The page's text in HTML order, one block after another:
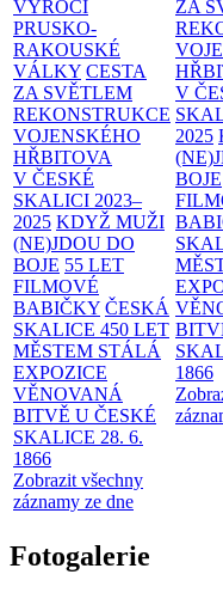
VÝROČÍ
PRUSKO-
RAKOUSKÉ
VÁLKY CESTA
ZA SVĚTLEM
REKONSTRUKCE
VOJENSKÉHO
HŘBITOVA
V ČESKÉ
SKALICI 2023–
2025 KDYŽ MUŽI
(NE)JDOU DO
BOJE 55 LET
FILMOVÉ
BABIČKY ČESKÁ
SKALICE 450 LET
MĚSTEM STÁLÁ
EXPOZICE
VĚNOVANÁ
BITVĚ U ČESKÉ
SKALICE 28. 6.
1866
Zobrazit všechny
záznamy ze dne
ZA
V
2025
BOJE
1866
Fotogalerie